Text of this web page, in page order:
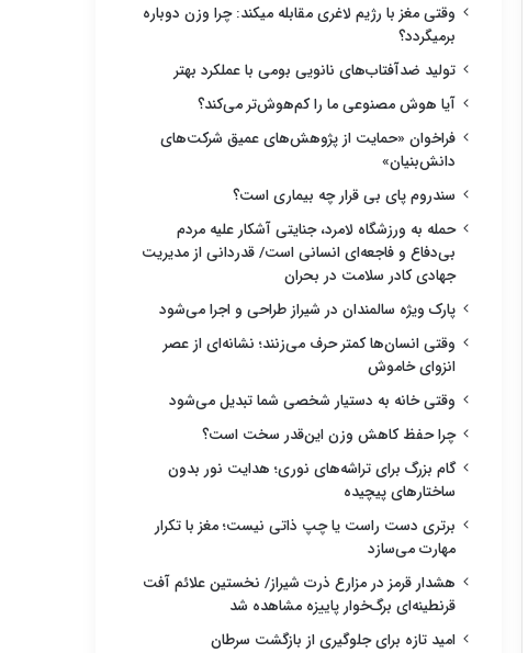
وقتی مغز با رژیم لاغری مقابله میکند: چرا وزن دوباره
برمیگردد؟
تولید ضدآفتاب‌های نانویی بومی با عملکرد بهتر
آیا هوش مصنوعی ما را کم‌هوش‌تر می‌کند؟
فراخوان «حمایت از پژوهش‌های عمیق شرکت‌های
دانش‌بنیان»
سندروم پای بی قرار چه بیماری است؟
حمله به ورزشگاه لامرد، جنایتی آشکار علیه مردم
بی‌دفاع و فاجعه‌ای انسانی است/ قدردانی از مدیریت
جهادی کادر سلامت در بحران
پارک ویژه سالمندان در شیراز طراحی و اجرا می‌شود
وقتی انسان‌ها کمتر حرف می‌زنند؛ نشانه‌ای از عصر
انزوای خاموش
وقتی خانه به دستیار شخصی شما تبدیل می‌شود
چرا حفظ کاهش وزن این‌قدر سخت است؟
گام بزرگ برای تراشه‌های نوری؛ هدایت نور بدون
ساختارهای پیچیده
برتری دست راست یا چپ ذاتی نیست؛ مغز با تکرار
مهارت می‌سازد
هشدار قرمز در مزارع ذرت شیراز/ نخستین علائم آفت
قرنطینه‌ای برگ‌خوار پاییزه مشاهده شد
امید تازه برای جلوگیری از بازگشت سرطان